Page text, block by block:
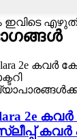
ഇവിടെ
2e
കവർ